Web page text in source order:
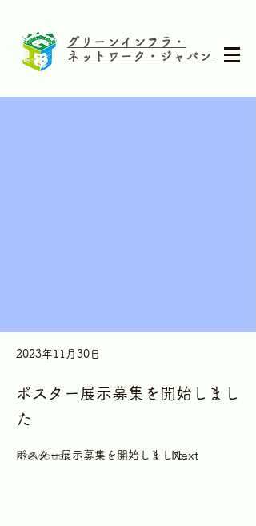
グリーンインフラ・
ネットワーク・ジャパン
2023年11月30日
ポスター展示募集を開始しまし
た
Previous Next
ポスター展示募集を開始しました。